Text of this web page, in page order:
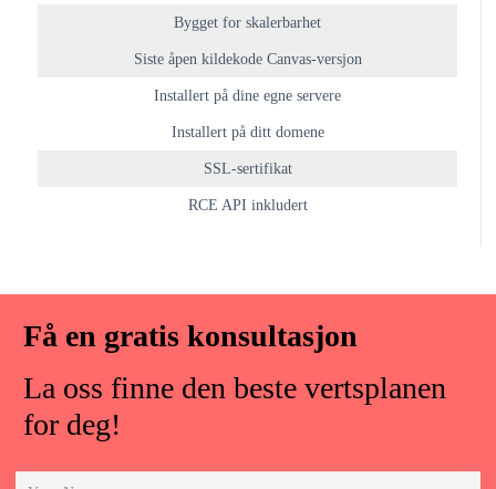
Bygget for skalerbarhet
Siste åpen kildekode Canvas-versjon
Installert på dine egne servere
Installert på ditt domene
SSL-sertifikat
RCE API inkludert
Få en gratis konsultasjon
La oss finne den beste vertsplanen
for deg!